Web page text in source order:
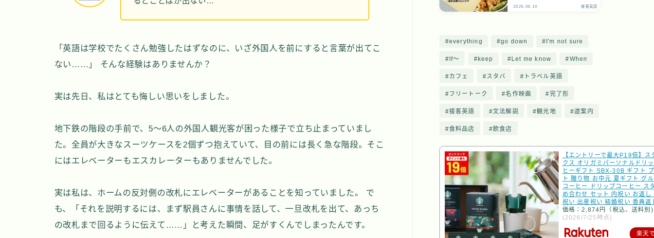
「英語は学校でたくさん勉強したはずなのに、いざ外国人を前にすると言葉が出てこ
ない……」 そんな経験はありませんか？
実は先日、私はとても悔しい思いをしました。
地下鉄の階段の手前で、5〜6人の外国人観光客が困った様子で立ち止まっていまし
た。全員が大きなスーツケースを2個ずつ抱えていて、目の前には長く急な階段。そこ
にはエレベーターもエスカレーターもありませんでした。
実は私は、ホームの反対側の改札にエレベーターがあることを知っていました。 で
も、「それを説明するには、まず駅員さんに事情を話して、一旦改札を出て、あっち
の改札まで回るように伝えて……」と考えた瞬間、足がすくんでしまったんです。
2026.06.10 接客英語
everything go down I'm not sure
If～ keep Let me know When
カフェ スタバ トラベル英語
フリートーク 名作映画 完了形
接客英語 文法解説 観光地 道案内
食料品店 飲食店
【エントリーで最大P19倍】ス
クス オリガミパーソナルドリ
ヒーギフト SBX-30B ギフト
ト 贈り物 お中元 夏ギフト グ
コーヒー ドリップコーヒー ス
め合わせ セット 内祝い お返し
祝い 出産祝い 結婚祝い 香典返
価格：2,874円（税込、送料別)
(2026/7/25時点)
楽天